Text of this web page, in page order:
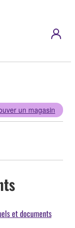
un magasin
et documents